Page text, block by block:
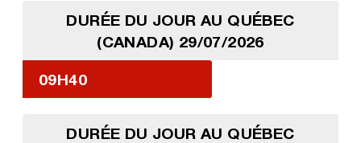
DURÉE DU JOUR AU QUÉBEC
(CANADA) 29/07/2026
09H40
DURÉE DU JOUR AU QUÉBEC